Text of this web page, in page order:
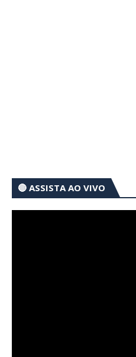
🔴 ASSISTA AO VIVO